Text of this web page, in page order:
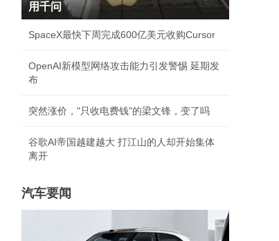
用千问
SpaceX最快下周完成600亿美元收购Cursor
OpenAI新模型网络攻击能力引发警惕 延期发
布
突然涨价，"只收电费钱"的梁文锋，变了吗
谷歌AI帝国越建越大 打江山的人却开始集体
离开
汽车要闻